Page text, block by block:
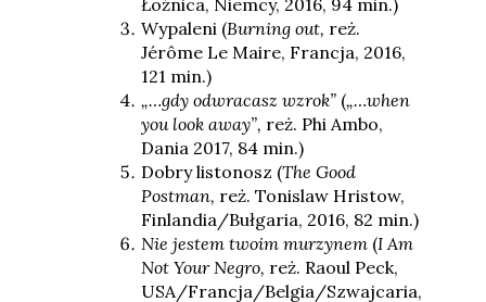
Wypaleni (Burning out, reż.
Jérôme Le Maire, Francja, 2016,
121 min.)
„…gdy odwracasz wzrok”(„…when
you look away”, reż. Phi Ambo,
Dania 2017, 84 min.)
Dobry listonosz (The Good
Postman, reż. Tonislaw Hristow,
Finlandia/Bułgaria, 2016, 82 min.)
Nie jestem twoim murzynem(I Am
Not Your Negro, reż. Raoul Peck,
USA/Francja/Belgia/Szwajcaria,